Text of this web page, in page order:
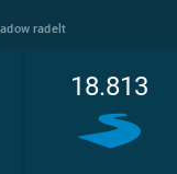
radelt
18.813